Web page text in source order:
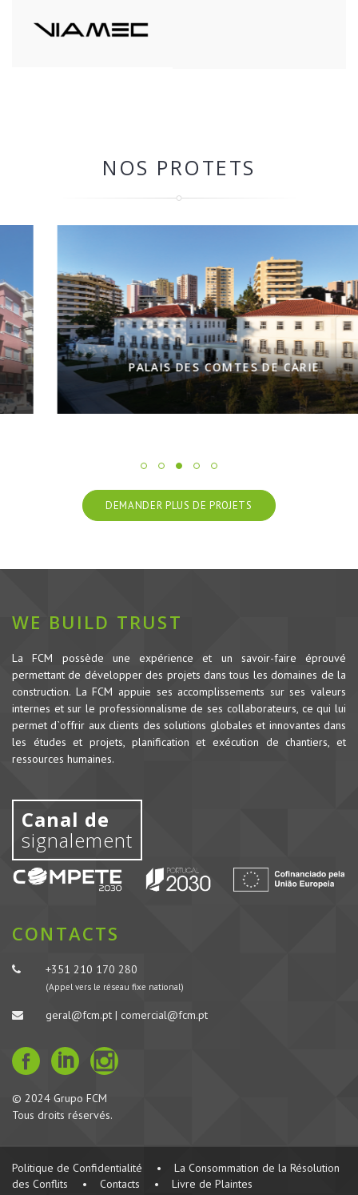
NOS PROTETS
PALAIS DES COMTES DE CARIE
DEMANDER PLUS DE PROJETS
WE BUILD TRUST
La FCM possède une expérience et un savoir-faire éprouvé
permettant de développer des projets dans tous les domaines de la
construction. La FCM appuie ses accomplissements sur ses valeurs
internes et sur le professionnalisme de ses collaborateurs, ce qui lui
permet d`offrir aux clients des solutions globales et innovantes dans
les études et projets, planification et exécution de chantiers, et
ressources humaines.
Canal de
signalement
CONTACTS
+351 210 170 280
(Appel vers le réseau fixe national)
geral@fcm.pt | comercial@fcm.pt
© 2024 Grupo FCM
Tous droits réservés.
Politique de Confidentialité •
La Consommation de la Résolution
des Conflits
• Contacts • Livre de Plaintes